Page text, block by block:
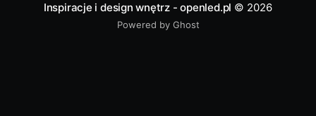
Inspiracje i design wnętrz - openled.pl © 2026
Powered by Ghost